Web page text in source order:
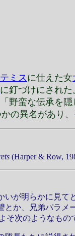
ミスに仕えた女
に釘づけにされ
野蛮な伝承を
の異名があり
(Harper & Row,
いが明らかに見
とか、兄弟パラメ
次のようなもの